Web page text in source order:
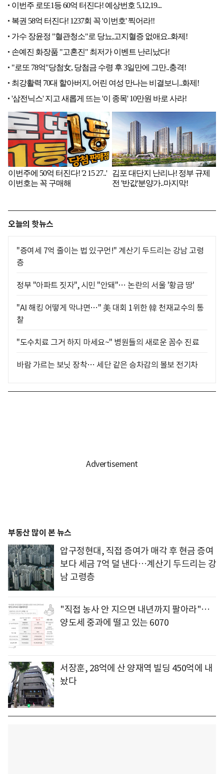
오늘의 핫뉴스
"증여세 7억 줄이는 법 있구먼!" 계산기 두드리는 강남 고령
층
정부 "아파트 짓자", 시민 "안돼"… 논란의 서울 '황금 땅'
"AI 해킹 어떻게 막냐면…" 美 대회 1위한 韓 천재교수의 통
찰
"도수치료 그거 하지 마세요~" 병원들의 새로운 꼼수 진료
바람 가르는 보닛 장착… 세단 같은 승차감의 볼보 전기차
부동산 많이 본 뉴스
압구정현대, 직접 증여가 매각 후 현금 증여
보다 세금 7억 덜 낸다…계산기 두드리는 강
남 고령층
"직접 농사 안 지으면 내년까지 팔아라"…
양도세 중과에 떨고 있는 6070
서장훈, 28억에 산 양재역 빌딩 450억에 내
놨다